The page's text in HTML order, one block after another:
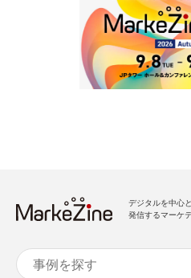
デジタルを中心
発信するマーケ